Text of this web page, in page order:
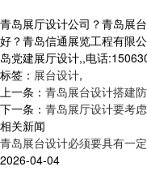
青岛展厅设计公司？青岛展
好？青岛信通展览工程有限
岛党建展厅设计,,电话
标签： 展台设计,
上一条： 青岛展台设计搭建
下一条： 青岛展厅设计要考
相关新闻
青岛展台设计必须要具有一定
2026-04-04